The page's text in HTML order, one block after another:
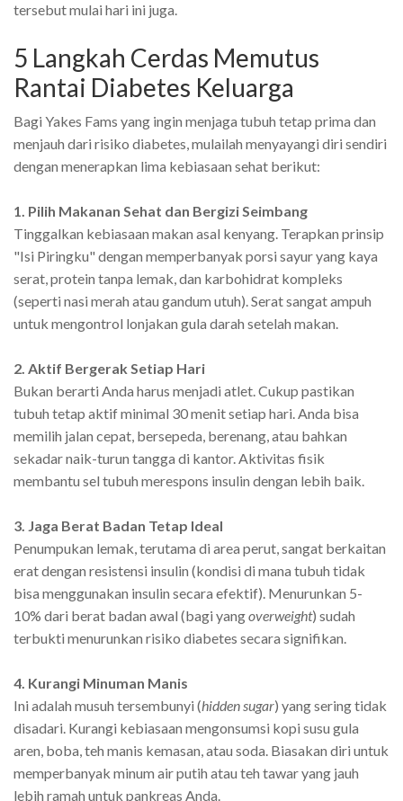
tersebut mulai hari ini juga.
5 Langkah Cerdas Memutus
Rantai Diabetes Keluarga
Bagi Yakes Fams yang ingin menjaga tubuh tetap prima dan
menjauh dari risiko diabetes, mulailah menyayangi diri sendiri
dengan menerapkan lima kebiasaan sehat berikut:
1. Pilih Makanan Sehat dan Bergizi Seimbang
Tinggalkan kebiasaan makan asal kenyang. Terapkan prinsip
"Isi Piringku" dengan memperbanyak porsi sayur yang kaya
serat, protein tanpa lemak, dan karbohidrat kompleks
(seperti nasi merah atau gandum utuh). Serat sangat ampuh
untuk mengontrol lonjakan gula darah setelah makan.
2. Aktif Bergerak Setiap Hari
Bukan berarti Anda harus menjadi atlet. Cukup pastikan
tubuh tetap aktif minimal 30 menit setiap hari. Anda bisa
memilih jalan cepat, bersepeda, berenang, atau bahkan
sekadar naik-turun tangga di kantor. Aktivitas fisik
membantu sel tubuh merespons insulin dengan lebih baik.
3. Jaga Berat Badan Tetap Ideal
Penumpukan lemak, terutama di area perut, sangat berkaitan
erat dengan resistensi insulin (kondisi di mana tubuh tidak
bisa menggunakan insulin secara efektif). Menurunkan 5-
10% dari berat badan awal (bagi yangoverweight) sudah
terbukti menurunkan risiko diabetes secara signifikan.
4. Kurangi Minuman Manis
Ini adalah musuh tersembunyi (hidden sugar) yang sering tidak
disadari. Kurangi kebiasaan mengonsumsi kopi susu gula
aren, boba, teh manis kemasan, atau soda. Biasakan diri untuk
memperbanyak minum air putih atau teh tawar yang jauh
lebih ramah untuk pankreas Anda.